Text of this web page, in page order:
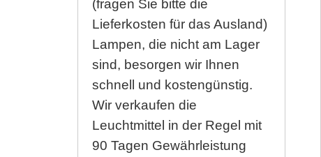
(fragen Sie bitte die
Lieferkosten für das Ausland)
Lampen, die nicht am Lager
sind, besorgen wir Ihnen
schnell und kostengünstig.
Wir verkaufen die
Leuchtmittel in der Regel mit
90 Tagen Gewährleistung